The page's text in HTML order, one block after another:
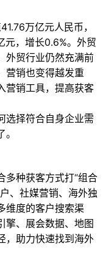
万亿元人民币，
元，增长0.6%。外贸
外贸行业仍然充满前
营销也变得越发重
营销工具，提高获客
选择符合自身企业需
多种获客方式打“组合
、社媒营销、海外独
维度的客户搜索渠
擎、展会数据、地图
，助力快速找到海外